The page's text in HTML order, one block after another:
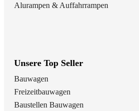
Alurampen & Auffahrrampen
Unsere Top Seller
Bauwagen
Freizeitbauwagen
Baustellen Bauwagen